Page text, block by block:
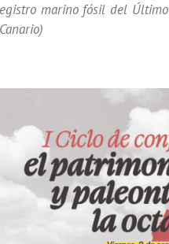
marino fósil del Último